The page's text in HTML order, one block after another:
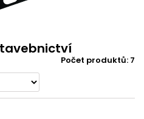
Počet produktů: 7